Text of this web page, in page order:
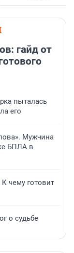
гайд от
пыталась
его
Мужчина
БПЛА в
чему готовит
о судьбе